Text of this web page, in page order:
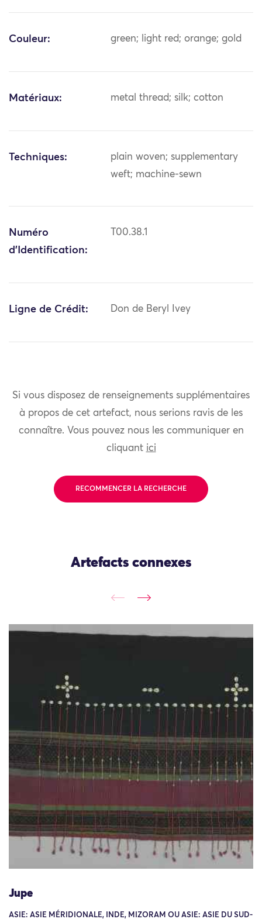
Couleur: green; light red; orange; gold
Matériaux: metal thread; silk; cotton
Techniques:
plain woven; supplementary
weft; machine-sewn
Numéro
d'Identification:
T00.38.1
Ligne de Crédit: Don de Beryl Ivey
Si vous disposez de renseignements supplémentaires
à propos de cet artefact, nous serions ravis de les
connaître. Vous pouvez nous les communiquer en
cliquant ici
RECOMMENCER LA RECHERCHE
Artefacts connexes
Jupe
ASIE: ASIE MÉRIDIONALE, INDE, MIZORAM OU ASIE: ASIE DU SUD-